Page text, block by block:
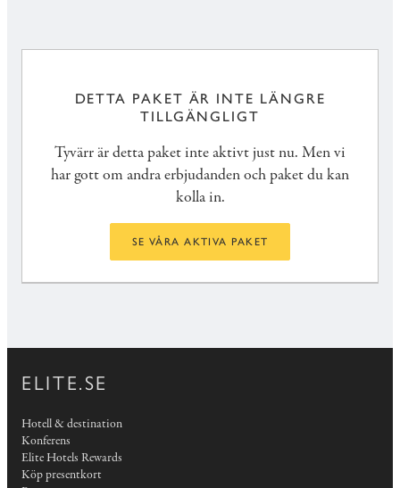
DETTA PAKET ÄR INTE LÄNGRE
TILLGÄNGLIGT
Tyvärr är detta paket inte aktivt just nu. Men vi
har gott om andra erbjudanden och paket du kan
kolla in.
SE VÅRA AKTIVA PAKET
ELITE.SE
Hotell & destination
Konferens
Elite Hotels Rewards
Köp presentkort